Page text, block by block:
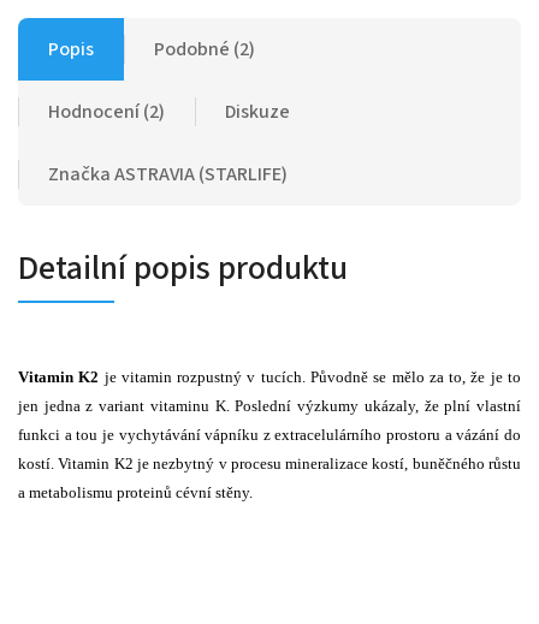
Popis Podobné (2)
Hodnocení (2) Diskuze
ZnačkaASTRAVIA (STARLIFE)
Detailní popis produktu
Vitamin K2 je vitamin rozpustný v tucích. Původně se mělo za to, že je to
jen jedna z variant vitaminu K. Poslední výzkumy ukázaly, že plní vlastní
funkci a tou je vychytávání vápníku z extracelulárního prostoru a vázání do
kostí. Vitamin K2 je nezbytný v procesu mineralizace kostí, buněčného růstu
a metabolismu proteinů cévní stěny.